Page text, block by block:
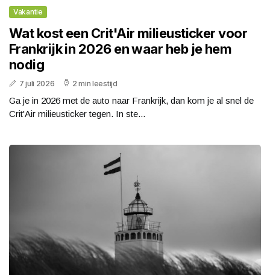
Vakantie
Wat kost een Crit'Air milieusticker voor
Frankrijk in 2026 en waar heb je hem
nodig
7 juli 2026 2 min leestijd
Ga je in 2026 met de auto naar Frankrijk, dan kom je al snel de
Crit'Air milieusticker tegen. In ste...